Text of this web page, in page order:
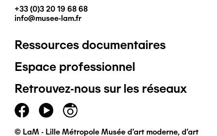
+33 (0)3 20 19 68 68
info@musee-lam.fr
Pied
de
page
principal
Ressources documentaires
Espace professionnel
Retrouvez-nous sur les réseaux
© LaM - Lille Métropole Musée d'art moderne, d'art